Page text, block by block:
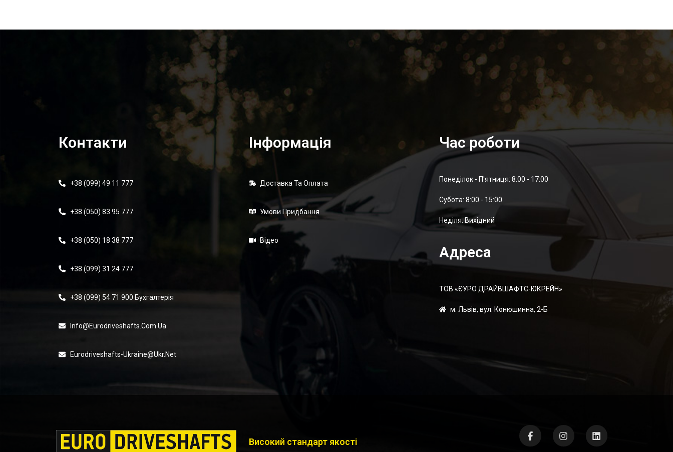
Контакти
+38 (099) 49 11 777
+38 (050) 83 95 777
+38 (050) 18 38 777
+38 (099) 31 24 777
+38 (099) 54 71 900 Бухгалтерія
Info@eurodriveshafts.com.ua
Eurodriveshafts-Ukraine@ukr.net
Інформація
Доставка Та Оплата
Умови Придбання
Відео
Час роботи
Понеділок - П'ятниця: 8:00 - 17:00
Суботa: 8:00 - 15:00
Неділя: Вихідний
Адреса
ТОВ «ЄУРО ДРАЙВШАФТC-ЮКРЕЙН»
м. Львів, вул. Конюшинна, 2-Б
Високий стандарт якості